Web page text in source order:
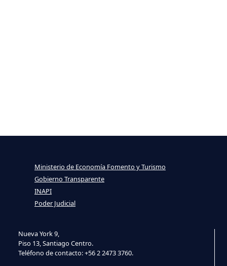
Nueva York 9,
Piso 13, Santiago Centro.
Teléfono de contacto: +56 2 2473 3760.
Ministerio de Economía Fomento y Turismo
Gobierno Transparente
INAPI
Poder Judicial